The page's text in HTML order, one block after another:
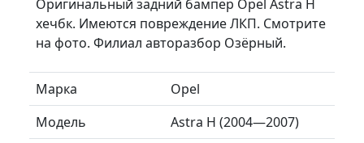
Оригинальный задний бампер Opel Astra H
хечбк. Имеются повреждение ЛКП. Смотрите
на фото. Филиал авторазбор Озëрный.
Марка
Opel
Модель
Astra H (2004—2007)